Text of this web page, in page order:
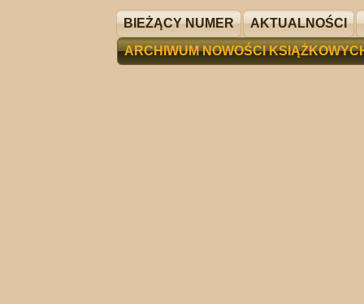
BIEŻĄCY NUMER AKTUALNOŚCI
ARCHIWUM NOWOŚCI